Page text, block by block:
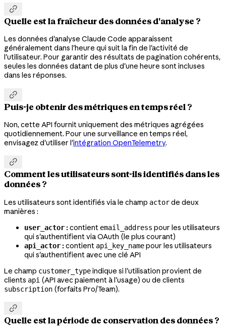

Quelle est la fraîcheur des données d'analyse ?
Les données d'analyse Claude Code apparaissent
généralement dans l'heure qui suit la fin de l'activité de
l'utilisateur. Pour garantir des résultats de pagination cohérents,
seules les données datant de plus d'une heure sont incluses
dans les réponses.

Puis-je obtenir des métriques en temps réel ?
Non, cette API fournit uniquement des métriques agrégées
quotidiennement. Pour une surveillance en temps réel,
envisagez d'utiliser l'intégration OpenTelemetry.

Comment les utilisateurs sont-ils identifiés dans les
données ?
Les utilisateurs sont identifiés via le champ actorde deux
manières :
user_actor :contient email_address pour les utilisateurs
qui s'authentifient via OAuth (le plus courant)
api_actor :contient api_key_namepour les utilisateurs
qui s'authentifient avec une clé API
Le champ customer_typeindique si l'utilisation provient de
clients api (API avec paiement à l'usage) ou de clients
subscription (forfaits Pro/Team).

Quelle est la période de conservation des données ?